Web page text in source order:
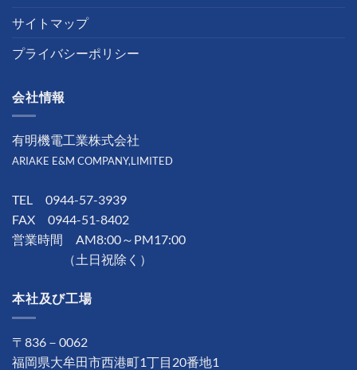
サイトマップ
プライバシーポリシー
会社情報
有明機電工業株式会社
ARIAKE E&M COMPANY,LIMITED
TEL 0944-57-3939
FAX 0944-51-8402
営業時間 AM8:00～PM17:00
（土日祝除く）
本社及び工場
〒836－0062
福岡県大牟田市西港町1丁目20番地1